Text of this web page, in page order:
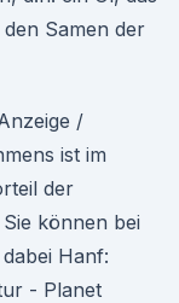
Samen der
/
ist im
der
können bei
Hanf:
- Planet